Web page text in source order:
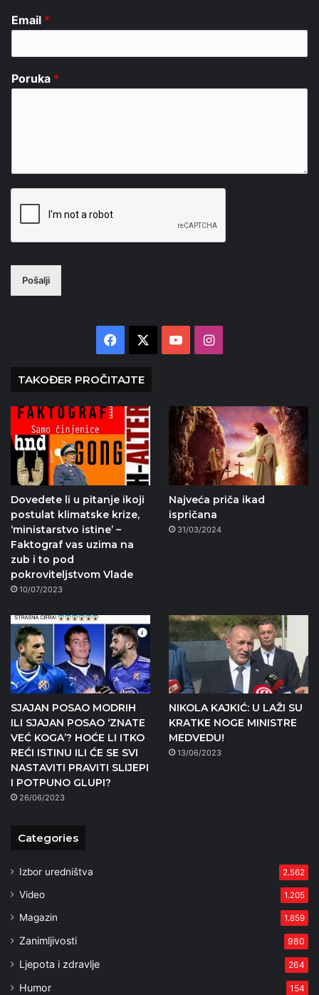
Email *
Poruka *
Pošalji
Facebook YouTubeInstagram
TAKOĐER PROČITAJTE
Dovedete li u pitanje ikoji
postulat klimatske krize,
‘ministarstvo istine’ –
Faktograf vas uzima na
zub i to pod
pokroviteljstvom Vlade
10/07/2023
Najveća priča ikad
ispričana
31/03/2024
SJAJAN POSAO MODRIH
ILI SJAJAN POSAO ‘ZNATE
VEĆ KOGA’? HOĆE LI ITKO
REĆI ISTINU ILI ĆE SE SVI
NASTAVITI PRAVITI SLIJEPI
I POTPUNO GLUPI?
26/06/2023
NIKOLA KAJKIĆ: U LAŽI SU
KRATKE NOGE MINISTRE
MEDVEDU!
13/06/2023
Categories
Izbor uredništva 2.562
Video 1.205
Magazin 1.859
Zanimljivosti 980
Ljepota i zdravlje 264
Humor 154